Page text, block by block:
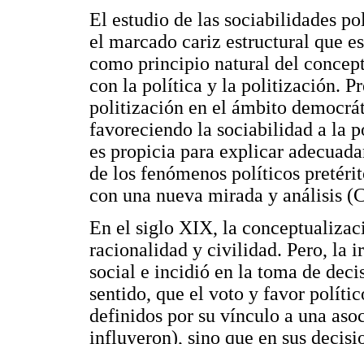
El estudio de las sociabilidades
el marcado cariz estructural que
como principio natural del
con la política y la politización.
politización en el ámbito
favoreciendo la sociabilidad a la
es propicia para explicar
de los fenómenos políticos
con una nueva mirada y análisis
En el siglo XIX, la
racionalidad y civilidad. Pero, la
social e incidió en la toma de
sentido, que el voto y favor
definidos por su vínculo a una
influyeron), sino que en sus